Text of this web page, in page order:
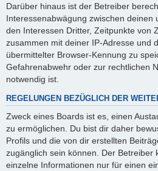
Darüber hinaus ist der Betreiber
Interessenabwägung zwischen deinen
den Interessen Dritter, Zeitpunkte von
zusammen mit deiner IP-Adresse und
übermittelter Browser-Kennung zu
Gefahrenabwehr oder zur rechtlichen
notwendig ist.
REGELUNGEN BEZÜGLICH DER
Zweck eines Boards ist es, einen
zu ermöglichen. Du bist dir daher
Profils und die von dir erstellten
zugänglich sein können. Der Betreiber
einzelne Informationen nur für einen